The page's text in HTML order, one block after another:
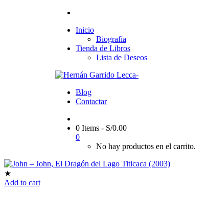
Inicio
Biografía
Tienda de Libros
Lista de Deseos
Blog
Contactar
0 Items - S/0.00
0
No hay productos en el carrito.
★
Add to cart